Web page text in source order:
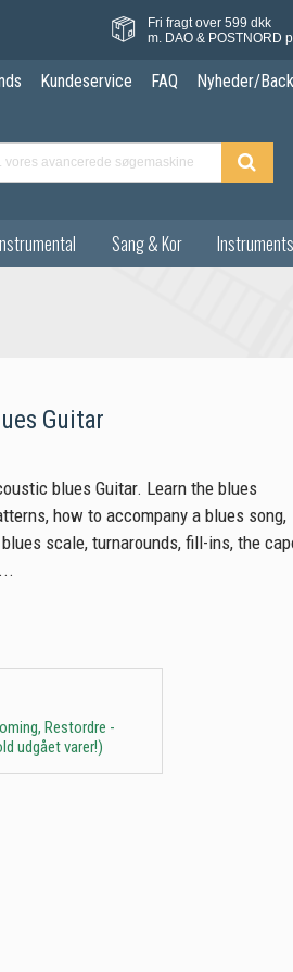
Fri fragt over 599 dkk
m. DAO & POSTNORD
Kundeservice FAQ Nyheder/
Sang & Kor
Guitar
blues Guitar. Learn the blues
how to accompany a blues song,
scale, turnarounds, fill-ins, the
Restordre -
udgået varer!)